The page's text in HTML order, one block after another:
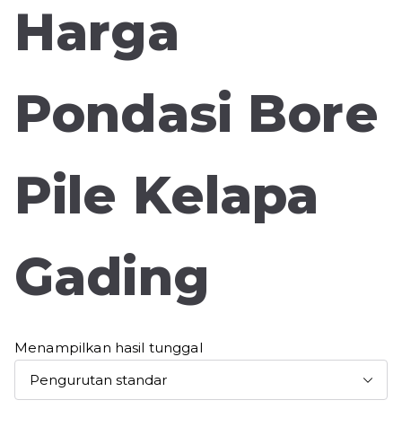
Harga
Pondasi Bore
Pile Kelapa
Gading
Menampilkan hasil tunggal